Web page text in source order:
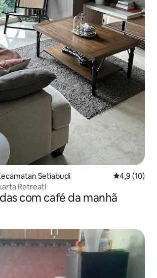
Setiabudi 4,9 de uma
4,9 (10)
Retreat!
com café da manhã